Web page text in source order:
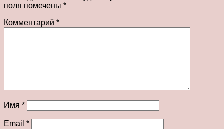
поля помечены *
Комментарий *
Имя *
Email *